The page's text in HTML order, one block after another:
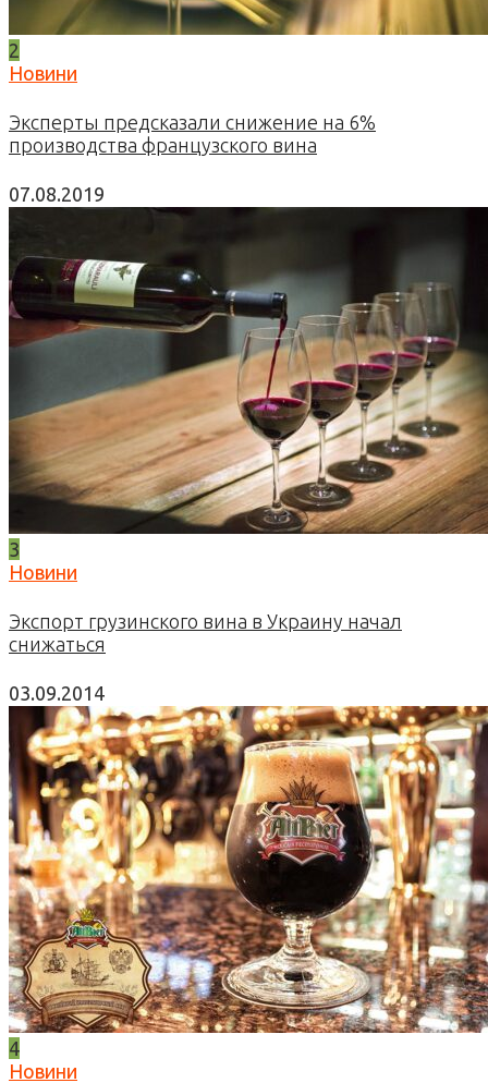
2
Новини
Эксперты предсказали снижение на 6%
производства французского вина
07.08.2019
3
Новини
Экспорт грузинского вина в Украину начал
снижаться
03.09.2014
4
Новини